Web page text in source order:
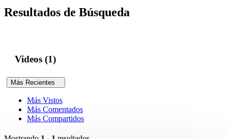
Resultados de Búsqueda
Videos (1)
Más Recientes
Más Vistos
Más Comentados
Más Compartidos